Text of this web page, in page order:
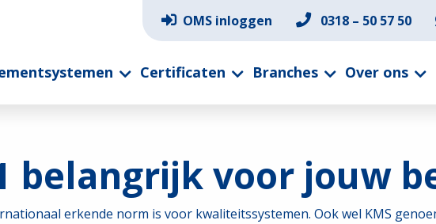
OMS inloggen 0318 – 50 57 50
Certificaten Branches Over ons
belangrijk voor jouw
erkende norm is voor kwaliteitssystemen. Ook wel KMS